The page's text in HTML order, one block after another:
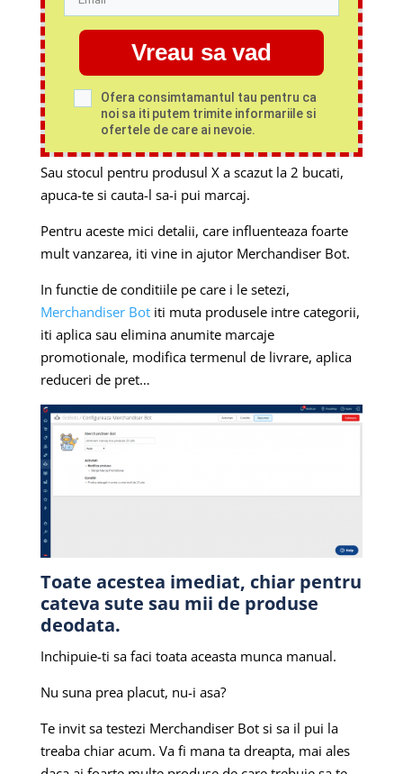
Vreau sa vad
Ofera consimtamantul tau pentru ca
noi sa iti putem trimite informariile si
ofertele de care ai nevoie.
Sau stocul pentru produsul X a scazut la 2 bucati,
apuca-te si cauta-l sa-i pui marcaj.
Pentru aceste mici detalii, care influenteaza foarte
mult vanzarea, iti vine in ajutor Merchandiser Bot.
In functie de conditiile pe care i le setezi,
Merchandiser Botiti muta produsele intre categorii,
iti aplica sau elimina anumite marcaje
promotionale, modifica termenul de livrare, aplica
reduceri de pret…
Toate acestea imediat, chiar pentru
cateva sute sau mii de produse
deodata.
Inchipuie-ti sa faci toata aceasta munca manual.
Nu suna prea placut, nu-i asa?
Te invit sa testezi Merchandiser Bot si sa il pui la
treaba chiar acum. Va fi mana ta dreapta, mai ales